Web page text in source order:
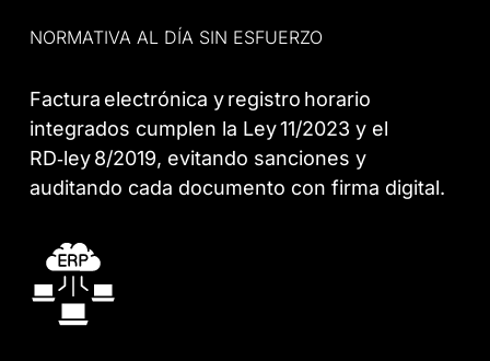
NORMATIVA AL DÍA SIN ESFUERZO
Factura electrónica y registro horario
integrados cumplen la Ley 11/2023 y el
RD‑ley 8/2019, evitando sanciones y
auditando cada documento con firma digital.